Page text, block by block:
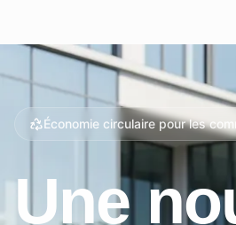
Économie circulaire pour les
Une